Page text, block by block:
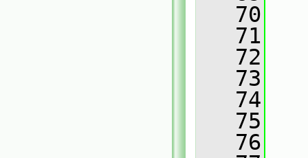
   70
   71
   72
   73
   74
   75
   76